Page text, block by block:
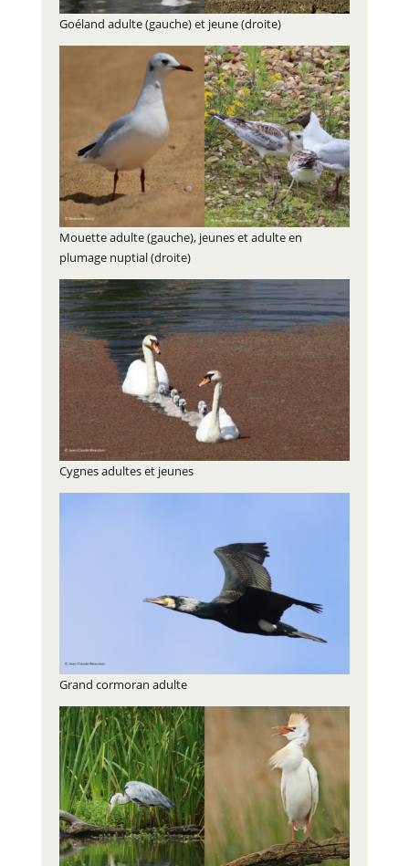
Goéland adulte (gauche) et jeune (droite)
Mouette adulte (gauche), jeunes et adulte en
plumage nuptial (droite)
Cygnes adultes et jeunes
Grand cormoran adulte